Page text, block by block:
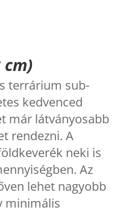
cm)
terrárium sub-
kedvenced
már látványosabb
rendezni. A
neki is
Az
lehet nagyobb
minimális